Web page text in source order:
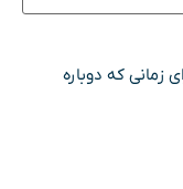
زمانی که دوباره